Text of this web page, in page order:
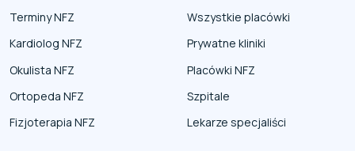
Terminy NFZ
Kardiolog NFZ
Okulista NFZ
Ortopeda NFZ
Fizjoterapia NFZ
Wszystkie placówki
Prywatne kliniki
Placówki NFZ
Szpitale
Lekarze specjaliści